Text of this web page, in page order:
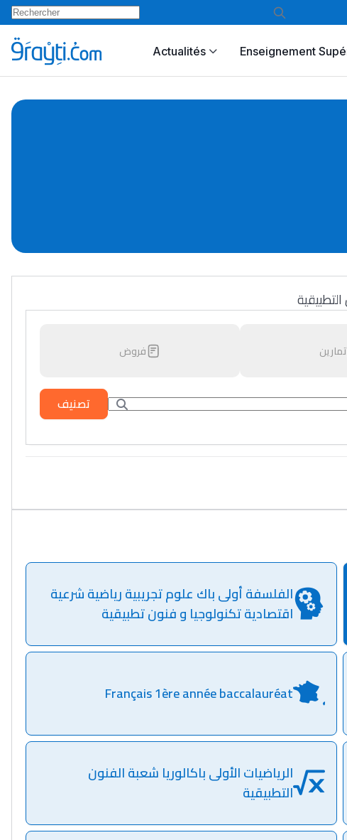
Actualités Enseignement
تمارين فروض
تصنيف
الفلسفة أولى باك علوم تجريبية رياضية شرعية
اقتصادية تكنولوجيا و فنون تطبيقية
Français 1ère année baccalauréat
الرياضيات الأولى باكالوريا شعبة الفنون
التطبيقية